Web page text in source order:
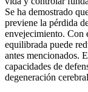
Se ha demostrado
previene la pérdida
envejecimiento. Con
equilibrada puede
antes mencionados.
capacidades de
degeneración